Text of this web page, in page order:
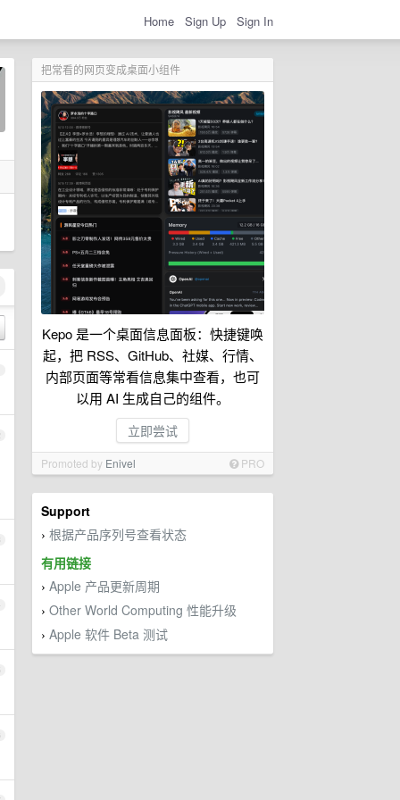
Home Sign Up Sign In
把常看的网页变成桌面小组件
Kepo 是一个桌面信息面板：快捷键唤
起，把 RSS、GitHub、社媒、行情、
内部页面等常看信息集中查看，也可
以用 AI 生成自己的组件。
立即尝试
Promoted by Enivel PRO
Support
› 根据产品序列号查看状态
有用链接
› Apple 产品更新周期
› Other World Computing 性能升级
› Apple 软件 Beta 测试